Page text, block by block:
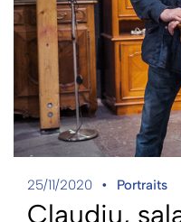
25/11/2020 Portraits
Claudiu,